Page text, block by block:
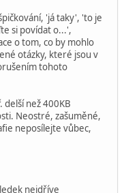
'já taky', 'to je
si povídat o...',
o tom, co by mohlo
otázky, které jsou v
tohoto
než 400KB
Neostré, zašuměné,
neposílejte vůbec,
nejdříve